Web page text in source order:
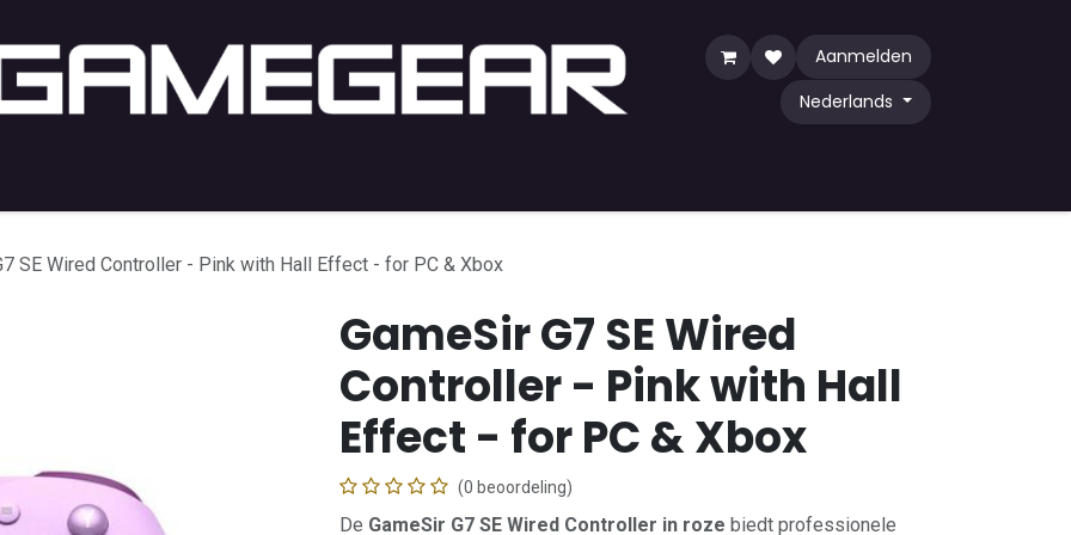
Aanmelden
Nederlands
SE Wired Controller - Pink with Hall Effect - for PC & Xbox
GameSir G7 SE Wired
Controller - Pink with Hall
Effect - for PC & Xbox
(0 beoordeling)
De GameSir G7 SE Wired Controller in roze biedt professionele